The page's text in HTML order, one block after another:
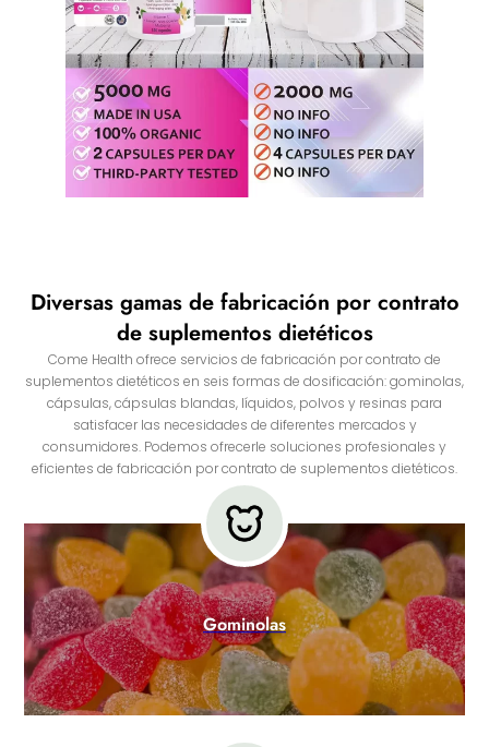
Diversas gamas de fabricación por contrato
de suplementos dietéticos
Come Health ofrece servicios de fabricación por contrato de
suplementos dietéticos en seis formas de dosificación: gominolas,
cápsulas, cápsulas blandas, líquidos, polvos y resinas para
satisfacer las necesidades de diferentes mercados y
consumidores. Podemos ofrecerle soluciones profesionales y
eficientes de fabricación por contrato de suplementos dietéticos.
Gominolas